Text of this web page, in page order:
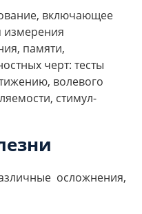
включающее
измерения
памяти,
черт: тесты
волевого
стимул-
осложнения,